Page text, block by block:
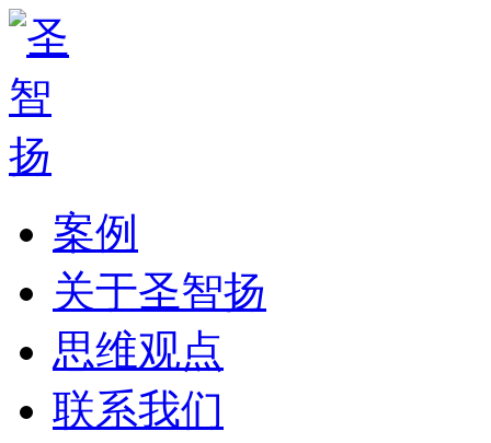
案例
关于圣智扬
思维观点
联系我们